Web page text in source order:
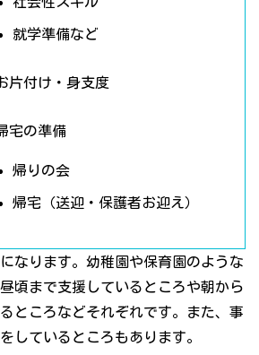
就学準備など
片付け・身支度
宅の準備
帰りの会
帰宅（送迎・保護者お迎え）
なります。幼稚園や保育園のような
頃まで支援しているところや朝から
ところなどそれぞれです。また、事
しているところもあります。